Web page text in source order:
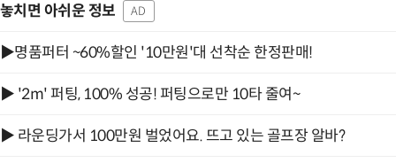
놓치면 아쉬운 정보 AD
▶명품퍼터 ~60%할인 '10만원'대 선착순 한정판매!
▶ '2m' 퍼팅, 100% 성공! 퍼팅으로만 10타 줄여~
▶ 라운딩가서 100만원 벌었어요. 뜨고 있는 골프장 알바?